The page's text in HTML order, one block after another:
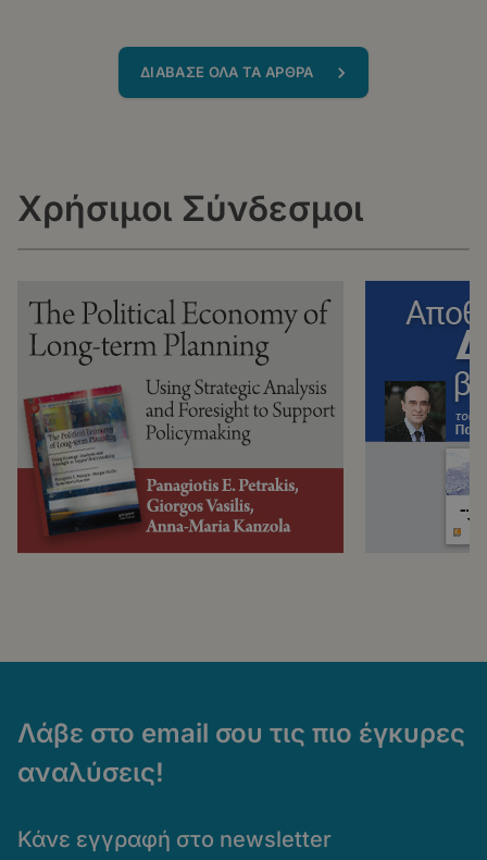
ΔΙΑΒΑΣΕ ΟΛΑ ΤΑ ΑΡΘΡΑ
Χρήσιμοι Σύνδεσμοι
Λάβε στο email σου τις πιο έγκυρες
αναλύσεις!
Κάνε εγγραφή στο newsletter